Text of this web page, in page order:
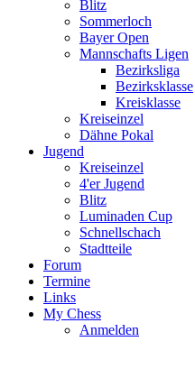
Blitz
Sommerloch
Bayer Open
Mannschafts Ligen
Bezirksliga
Bezirksklasse
Kreisklasse
Kreiseinzel
Dähne Pokal
Jugend
Kreiseinzel
4'er Jugend
Blitz
Luminaden Cup
Schnellschach
Stadtteile
Forum
Termine
Links
My Chess
Anmelden